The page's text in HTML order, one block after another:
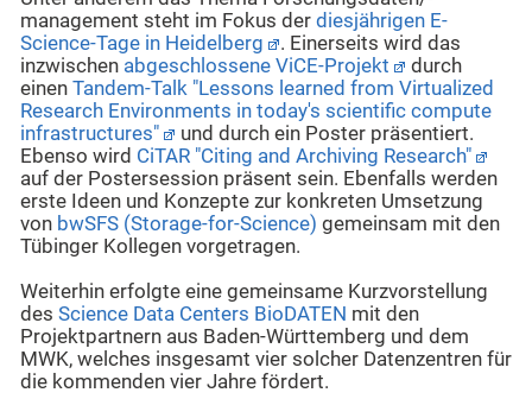
management steht im Fokus der diesjährigen E-
Science-Tage in Heidelberg
. Einerseits wird das
inzwischen abgeschlossene ViCE-Projekt
durch
einen Tandem-Talk "Lessons learned from Virtualized
Research Environments in today's scientific compute
infrastructures"
und durch ein Poster präsentiert.
Ebenso wird CiTAR "Citing and Archiving Research"
auf der Postersession präsent sein. Ebenfalls werden
erste Ideen und Konzepte zur konkreten Umsetzung
von bwSFS (Storage-for-Science) gemeinsam mit den
Tübinger Kollegen vorgetragen.
Weiterhin erfolgte eine gemeinsame Kurzvorstellung
des Science Data Centers BioDATEN mit den
Projektpartnern aus Baden-Württemberg und dem
MWK, welches insgesamt vier solcher Datenzentren für
die kommenden vier Jahre fördert.